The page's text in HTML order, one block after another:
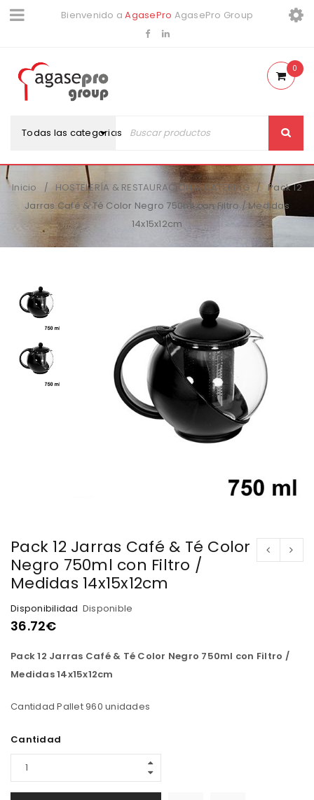
Bienvenido aAgasePro AgasePro Group
Todas las categorias
0
Inicio / HOSTELERÍA & RESTAURACIÓN & CATERING /
Pack 12
Jarras Café & Té Color Negro 750ml con Filtro / Medidas
14x15x12cm
Pack 12 Jarras Café & Té Color
Negro 750ml con Filtro /
Medidas 14x15x12cm
Disponibilidad Disponible
36.72€
Pack 12 Jarras Café & Té Color Negro 750ml con Filtro /
Medidas 14x15x12cm
Cantidad Pallet 960 unidades
Cantidad